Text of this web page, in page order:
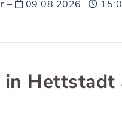
– 09.08.2026
Hettstadt